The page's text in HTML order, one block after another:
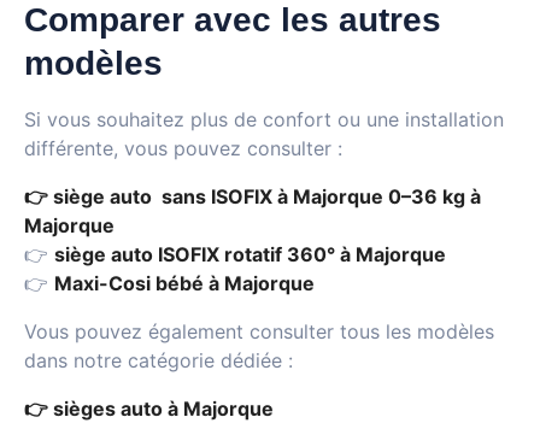
Comparer avec les autres
modèles
Si vous souhaitez plus de confort ou une installation
différente, vous pouvez consulter :
👉 siège auto sans ISOFIX à Majorque 0–36 kg à
Majorque
👉 siège auto ISOFIX rotatif 360° à Majorque
👉 Maxi-Cosi bébé à Majorque
Vous pouvez également consulter tous les modèles
dans notre catégorie dédiée :
👉 sièges auto à Majorque